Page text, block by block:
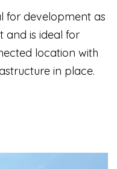
for development as
and is ideal for
location with
in place.